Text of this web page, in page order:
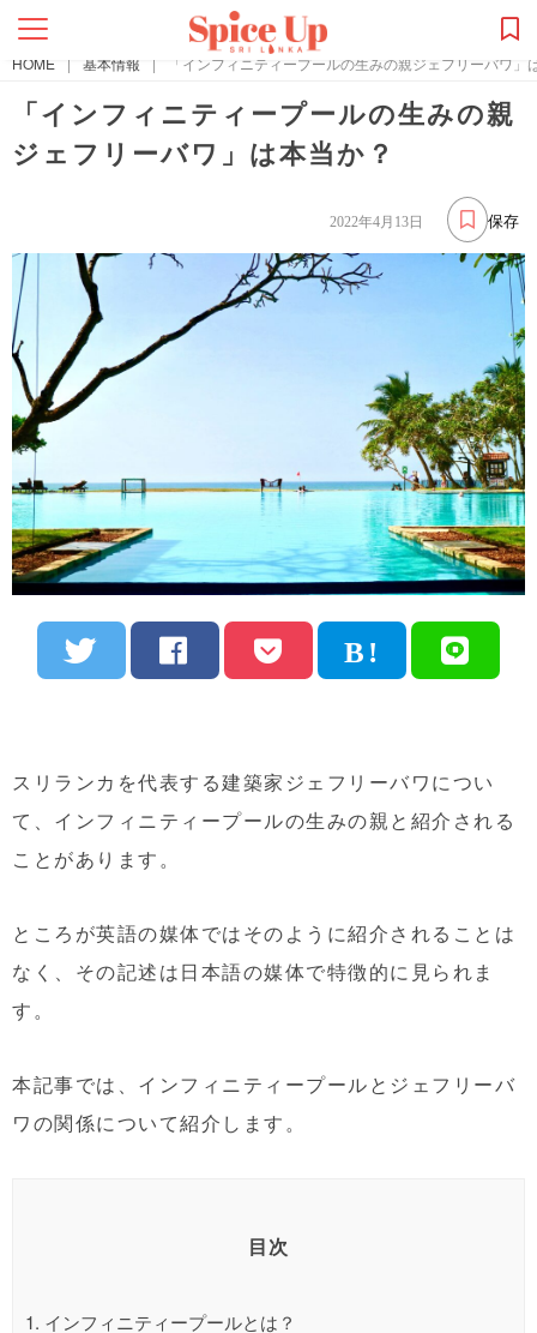
HOME | 基本情報 | 「インフィニティープールの生みの親ジェフリーバワ」
「インフィニティープールの生みの親
ジェフリーバワ」は本当か？
保存
2022年4月13日
スリランカを代表する建築家ジェフリーバワについ
て、インフィニティープールの生みの親と紹介される
ことがあります。
ところが英語の媒体ではそのように紹介されることは
なく、その記述は日本語の媒体で特徴的に見られま
す。
本記事では、インフィニティープールとジェフリーバ
ワの関係について紹介します。
目次
1. インフィニティープールとは？